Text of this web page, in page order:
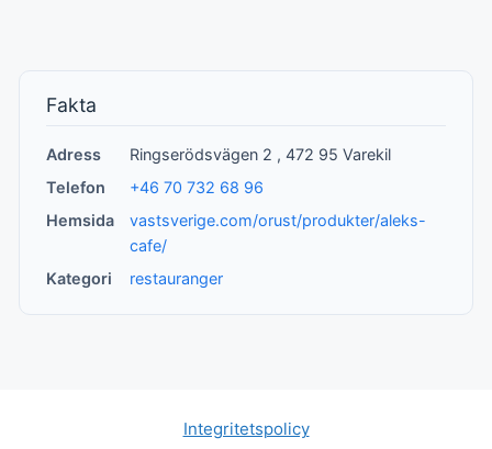
Fakta
Adress
Ringserödsvägen 2 , 472 95 Varekil
Telefon
+46 70 732 68 96
Hemsida
vastsverige.com/orust/produkter/aleks-
cafe/
Kategori
restauranger
Integritetspolicy